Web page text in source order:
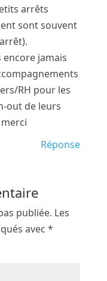
arrêts
sont souvent
encore jamais
RH pour les
out de leurs
Réponse
publiée. Les
avec *